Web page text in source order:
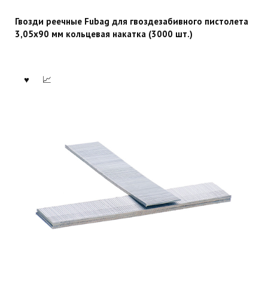
Гвозди реечные Fubag для гвоздезабивного пистолета
3,05х90 мм кольцевая накатка (3000 шт.)